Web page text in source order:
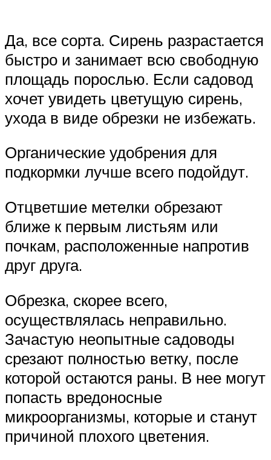
Да, все сорта. Сирень разрастается
быстро и занимает всю свободную
площадь порослью. Если садовод
хочет увидеть цветущую сирень,
ухода в виде обрезки не избежать.
Органические удобрения для
подкормки лучше всего подойдут.
Отцветшие метелки обрезают
ближе к первым листьям или
почкам, расположенные напротив
друг друга.
Обрезка, скорее всего,
осуществлялась неправильно.
Зачастую неопытные садоводы
срезают полностью ветку, после
которой остаются раны. В нее могут
попасть вредоносные
микроорганизмы, которые и станут
причиной плохого цветения.